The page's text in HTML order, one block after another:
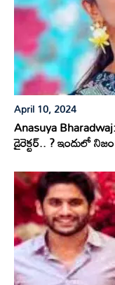
April 10, 2024
Anasuya
డైరెక్టర్.. ? ఇందులో